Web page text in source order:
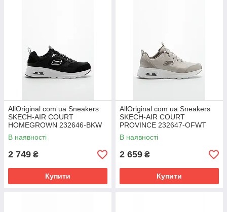
AllOriginal com ua Sneakers
SKECH-AIR COURT
HOMEGROWN 232646-BKW
РОЗМІРІ ЗАПІТУЙТЕ
В наявності
2 749 ₴
Купити
AllOriginal com ua Sneakers
SKECH-AIR COURT
PROVINCE 232647-OFWT
РОЗМІРІ ЗАПІТУЙТЕ
В наявності
2 659 ₴
Купити